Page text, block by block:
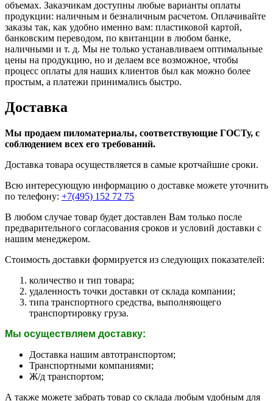
объемах. Заказчикам доступны любые варианты оплаты
продукции: наличным и безналичным расчетом. Оплачивайте
заказы так, как удобно именно вам: пластиковой картой,
банковским переводом, по квитанции в любом банке,
наличными и т. д. Мы не только устанавливаем оптимальные
цены на продукцию, но и делаем все возможное, чтобы
процесс оплаты для наших клиентов был как можно более
простым, а платежи принимались быстро.
Доставка
Мы продаем пиломатериалы, соответствующие ГОСТу, с
соблюдением всех его требований.
Доставка товара осуществляется в самые кротчайшие сроки.
Всю интересующую информацию о доставке можете уточнить
по телефону: +7(495) 152 72 75
В любом случае товар будет доставлен Вам только после
предварительного согласования сроков и условий доставки с
нашим менеджером.
Стоимость доставки формируется из следующих показателей:
количество и тип товара;
удаленность точки доставки от склада компании;
типа транспортного средства, выполняющего
транспортировку груза.
Мы осуществляем доставку:
Доставка нашим автотранспортом;
Транспортными компаниями;
Ж/д транспортом;
А также можете забрать товар со склада любым удобным для